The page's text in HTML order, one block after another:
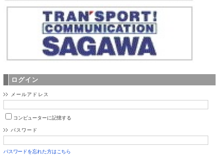
ログイン
メールアドレス
コンピューターに記憶する
パスワード
パスワードを忘れた方はこちら